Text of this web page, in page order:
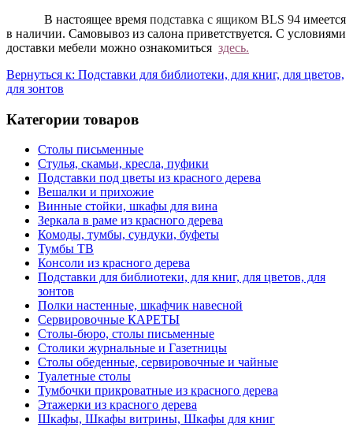
В настоящее время подставка с ящиком BLS 94 имеется
в наличии. Самовывоз из салона приветствуется. С условиями
доставки мебели можно ознакомиться здесь.
Вернуться к: Подставки для библиотеки, для книг, для цветов,
для зонтов
Категории товаров
Столы письменные
Стулья, скамьи, кресла, пуфики
Подставки под цветы из красного дерева
Вешалки и прихожие
Винные стойки, шкафы для вина
Зеркала в раме из красного дерева
Комоды, тумбы, сундуки, буфеты
Тумбы ТВ
Консоли из красного дерева
Подставки для библиотеки, для книг, для цветов, для
зонтов
Полки настенные, шкафчик навесной
Сервировочные КАРЕТЫ
Столы-бюро, столы письменные
Столики журнальные и Газетницы
Столы обеденные, сервировочные и чайные
Туалетные столы
Тумбочки прикроватные из красного дерева
Этажерки из красного дерева
Шкафы, Шкафы витрины, Шкафы для книг